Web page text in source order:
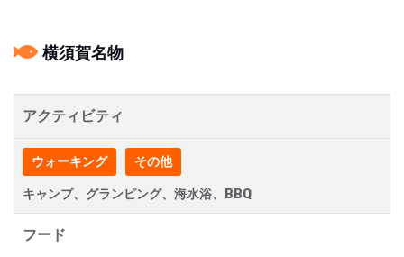
横須賀名物
アクティビティ
ウォーキング その他
キャンプ、グランピング、海水浴、BBQ
フード